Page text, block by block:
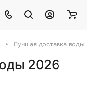
Лучшая доставка воды
2026